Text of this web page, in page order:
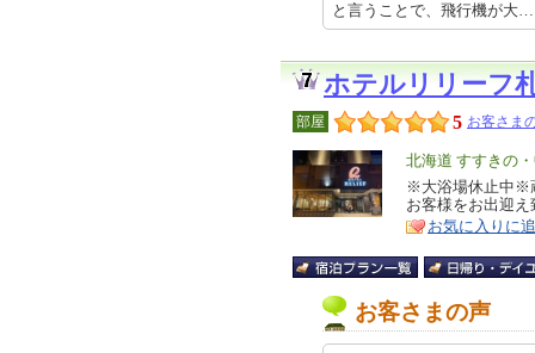
と言うことで、飛行機が
ホテルリリーフ
部屋 5 お客さま
エ
リ
ア
北海道 すすきの
特
徴
※大浴場休止中※
お客様をお出迎え
お気に入りに
お客さまの声